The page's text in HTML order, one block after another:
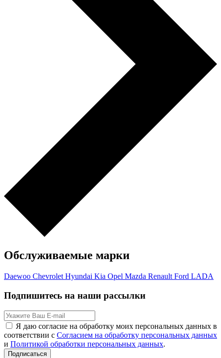
Обслуживаемые марки
Daewoo Chevrolet Hyundai Kia Opel Mazda Renault Ford LADA
Подпишитесь на наши рассылки
Я даю согласие на обработку моих персональных данных в
соответствии с Согласием на обработку персональных данных
и Политикой обработки персональных данных.
Подписаться